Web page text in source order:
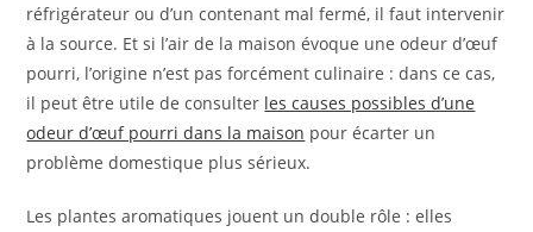
réfrigérateur ou d’un contenant mal fermé, il faut intervenir
à la source. Et si l’air de la maison évoque une odeur d’œuf
pourri, l’origine n’est pas forcément culinaire : dans ce cas,
il peut être utile de consulter les causes possibles d’une
odeur d’œuf pourri dans la maison pour écarter un
problème domestique plus sérieux.
Les plantes aromatiques jouent un double rôle : elles